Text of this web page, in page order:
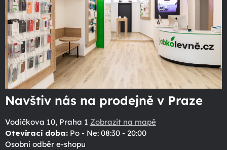
Navštiv nás na prodejně v Praze
Vodičkova 10, Praha 1 Zobrazit na mapě
Otevírací doba: Po - Ne: 08:30 - 20:00
Osobní odběr e-shopu